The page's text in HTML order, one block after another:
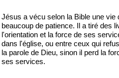
Jésus a vécu selon la Bible une vie
beaucoup de patience. Il a tiré des
l'orientation et la force de ses
dans l'église, ou entre ceux qui
la parole de Dieu, sinon il perd la
ses services.